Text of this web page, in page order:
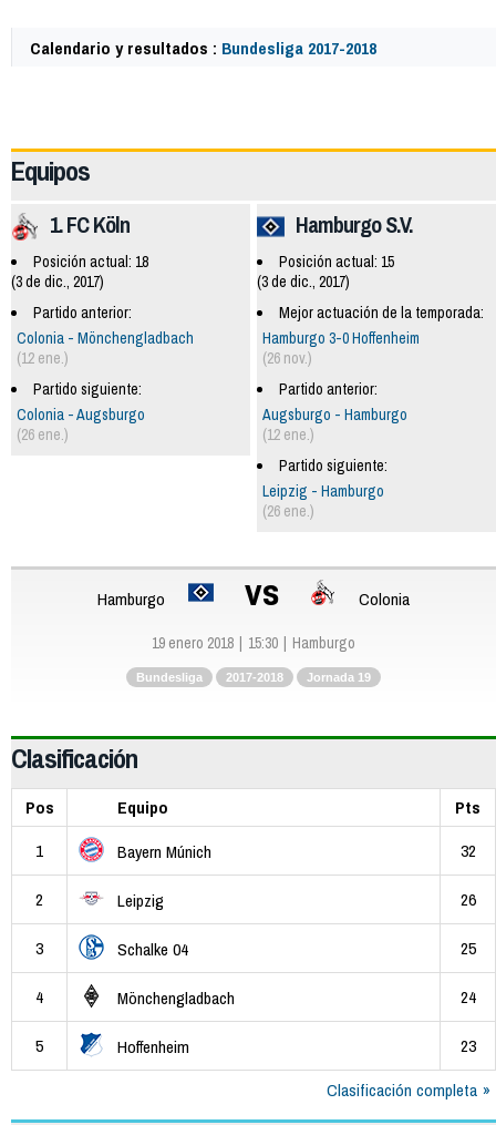
Calendario y resultados : Bundesliga 2017-2018
Equipos
Hamburgo S.V.
Posición actual: 15
(3 de dic., 2017)
Mejor actuación de la temporada:
Hamburgo 3-0 Hoffenheim
(26 nov.)
Partido anterior:
Augsburgo - Hamburgo
(12 ene.)
Partido siguiente:
Leipzig - Hamburgo
(26 ene.)
1. FC Köln
Posición actual: 18
(3 de dic., 2017)
Partido anterior:
Colonia - Mönchengladbach
(12 ene.)
Partido siguiente:
Colonia - Augsburgo
(26 ene.)
Hamburgo vs Colonia
19 enero 2018 15:30 Hamburgo
Bundesliga 2017-2018 Jornada 19
Clasificación
Pos Equipo
Pts
1
Bayern Múnich 32
2 Leipzig 26
3 Schalke 04 25
4 Mönchengladbach 24
5 Hoffenheim
23
Clasificación completa